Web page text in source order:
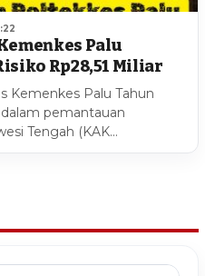
Palu
Rp28,51 Miliar
Kemenkes Palu Tahun
pemantauan
Tengah (KAK…